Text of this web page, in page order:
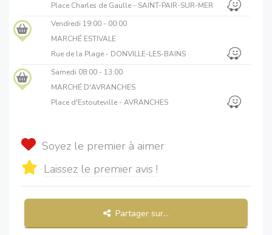
Place Charles de Gaulle - SAINT-PAIR-SUR-MER
Vendredi 19:00 - 00:00
MARCHÉ ESTIVALE
Rue de la Plage - DONVILLE-LES-BAINS
Samedi 08:00 - 13:00
MARCHÉ D'AVRANCHES
Place d'Estouteville - AVRANCHES
Soyez le premier à aimer
Laissez le premier avis !
Partager sur...